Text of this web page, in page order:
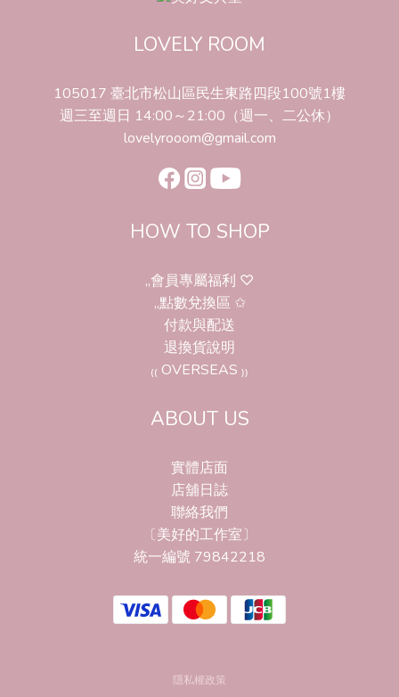
LOVELY ROOM
105017 臺北市松山區民生東路四段100號1樓
週三至週日 14:00～21:00（週一、二公休）
lovelyrooom@gmail.com
HOW TO SHOP
,,會員專屬福利 ♡
,,點數兌換區 ✩
付款與配送
退換貨說明
₍₍ OVERSEAS ₎₎
ABOUT US
實體店面
店舖日誌
聯絡我們
〔美好的工作室〕
統一編號 79842218
隱私權政策